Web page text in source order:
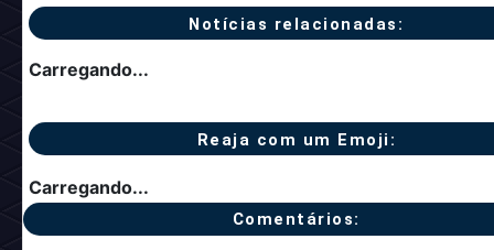
Notícias relacionadas:
Carregando...
Reaja com um Emoji:
Carregando...
Comentários: